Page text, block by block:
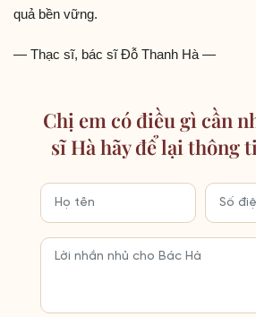
quả bền vững.
— Thạc sĩ, bác sĩ Đỗ Thanh Hà —
Chị em có điều gì cần
sĩ Hà hãy để lại thông